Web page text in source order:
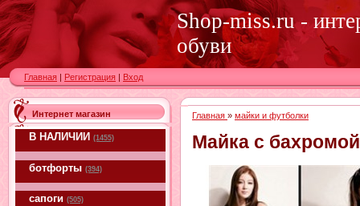
Shop-miss.ru -
обуви
Главная | Регистрация | Вход
Интернет магазин
В НАЛИЧИИ (1455)
ботфорты (394)
сапоги (505)
Главная » майки и футболки
Майка с